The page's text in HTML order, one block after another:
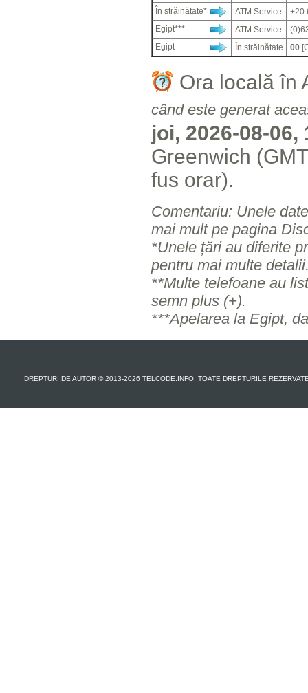
În străinătate*
ATM Service
+20
Egipt***
ATM Service
Egipt
În străinătate 00
Ora locală în
când este generat
joi, 2026-08-
Greenwich
fus orar).
Comentariu: Unele
mai mult pe pagina
*Unele țări au diferite
pentru mai multe
**Multe telefoane au
semn plus (+).
***Apelarea la Egipt,
DREPTURI DE AUTOR © 2013-2026 TELCODE.INFO. TOATE DREPTURILE